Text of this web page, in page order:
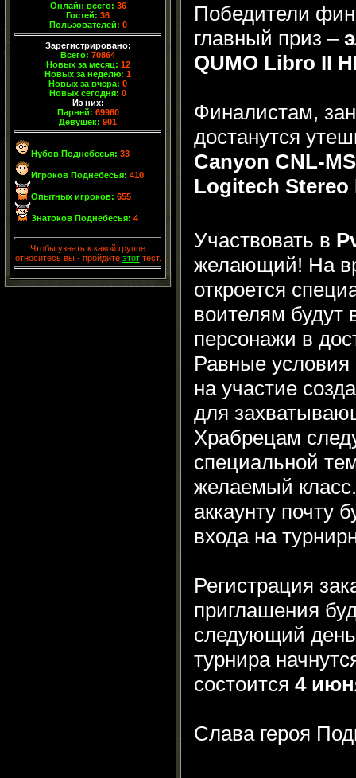
Онлайн всего: 36
Гостей: 36
Пользователей: 0
Зарегистрировано:
Всего: 70864
Новых за месяц: 12
Новых за неделю: 1
Новых за вчера: 0
Новых сегодня: 0
Из них:
Парней: 69960
Девушек: 901
Нубов Поднебесья: 33
Игроков Поднебесья: 410
Опытных игроков: 655
Знатоков Поднебесья: 4
Чтобы узнать к какой группе
относитесь вы - пройдите этоттест.
Победители
главный приз –
QUMO Libro II
Финалистам,
достанутся
Canyon CNL-
Logitech Stereo
Участвовать в
желающий! На
откроется
воителям
персонажи в
Равные условия
на участие
для
Храбрецам
специальной
желаемый
аккаунту почту
входа на
Регистрация
приглашения
следующий
турнира
состоится 4
Слава героя